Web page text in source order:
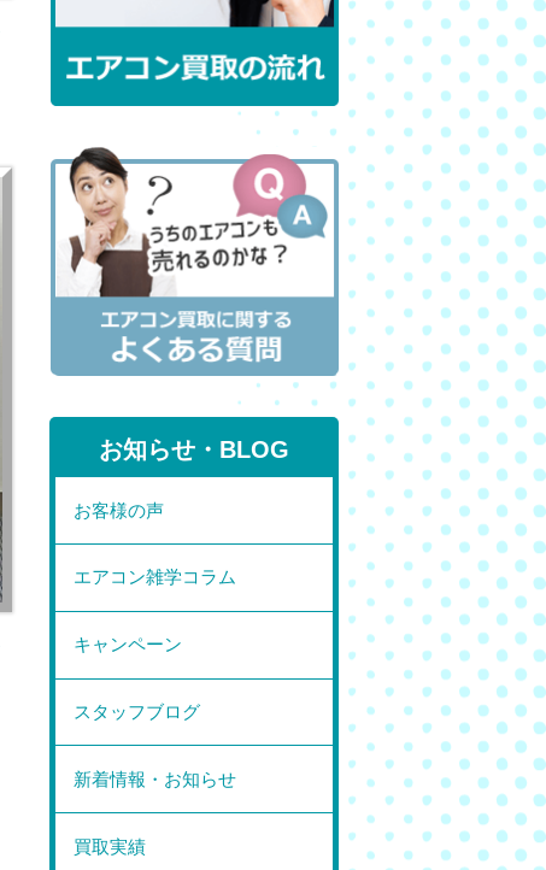
お知らせ・BLOG
お客様の声
エアコン雑学コラム
キャンペーン
スタッフブログ
新着情報・お知らせ
買取実績